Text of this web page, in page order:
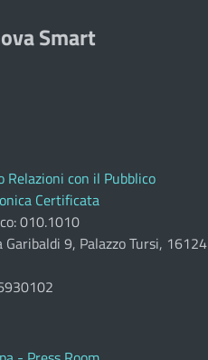
Smart
Relazioni con il Pubblico
Certificata
010.1010
Garibaldi 9, Palazzo Tursi, 16124